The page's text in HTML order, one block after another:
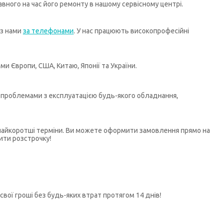
на час його ремонту в нашому сервісному центрі.
нами за телефонами. У нас працюють високопрофесійні
Європи, США, Китаю, Японії та України.
з експлуатацією будь-якого обладнання,
терміни. Ви можете оформити замовлення прямо на
розстрочку!
гроші без будь-яких втрат протягом 14 днів!